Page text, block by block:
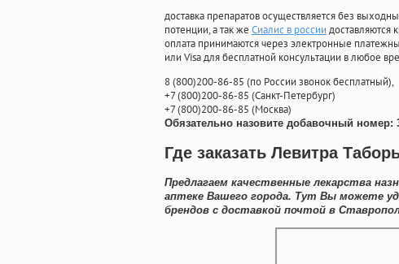
доставка препаратов осуществляется без
потенции, а так же Сиалис в россии доставляются
оплата принимаются через электронные
или Visa для бесплатной консультации в любое
8(800)200-86-85 (по России звонок бесплатный),
+7(800)200-86-85 (Санкт-Петербург)
+7(800)200-86-85 (Москва)
Обязательно назовите добавочный номер:
Где заказать Левитра
Предлагаем качественные лекарства
аптеке Вашего города. Тут Вы можете
брендов с доставкой почтой в